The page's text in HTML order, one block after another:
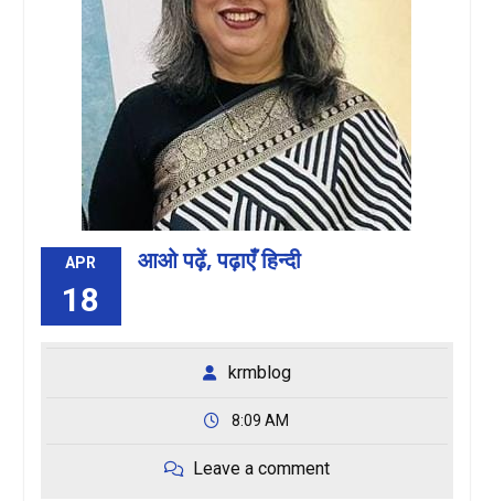
APR
18
आओ पढ़ें, पढ़ाएँ हिन्दी
krmblog
8:09 AM
Leave a comment